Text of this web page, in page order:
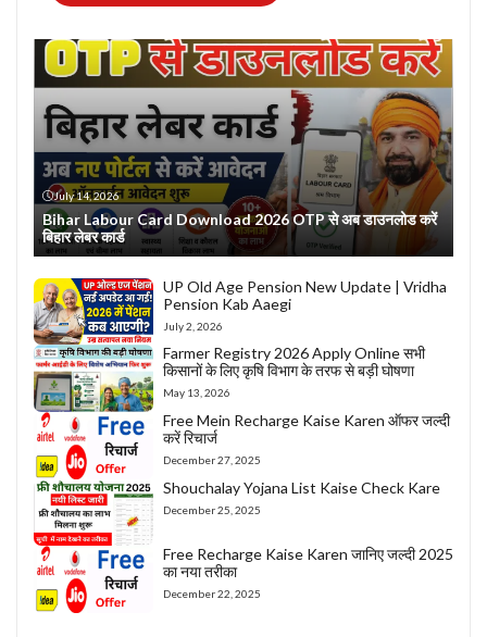
July 14, 2026
Bihar Labour Card Download 2026 OTP से अब डाउनलोड करें
बिहार लेबर कार्ड
UP Old Age Pension New Update | Vridha
Pension Kab Aaegi
July 2, 2026
Farmer Registry 2026 Apply Online सभी
किसानों के लिए कृषि विभाग के तरफ से बड़ी घोषणा
May 13, 2026
Free Mein Recharge Kaise Karen ऑफर जल्दी
करें रिचार्ज
December 27, 2025
Shouchalay Yojana List Kaise Check Kare
December 25, 2025
Free Recharge Kaise Karen जानिए जल्दी 2025
का नया तरीका
December 22, 2025